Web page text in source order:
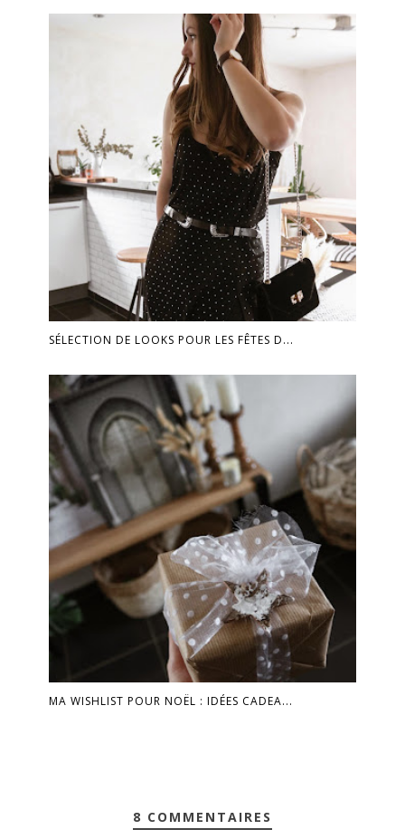
SÉLECTION DE LOOKS POUR LES FÊTES D...
MA WISHLIST POUR NOËL : IDÉES CADEA...
8 COMMENTAIRES